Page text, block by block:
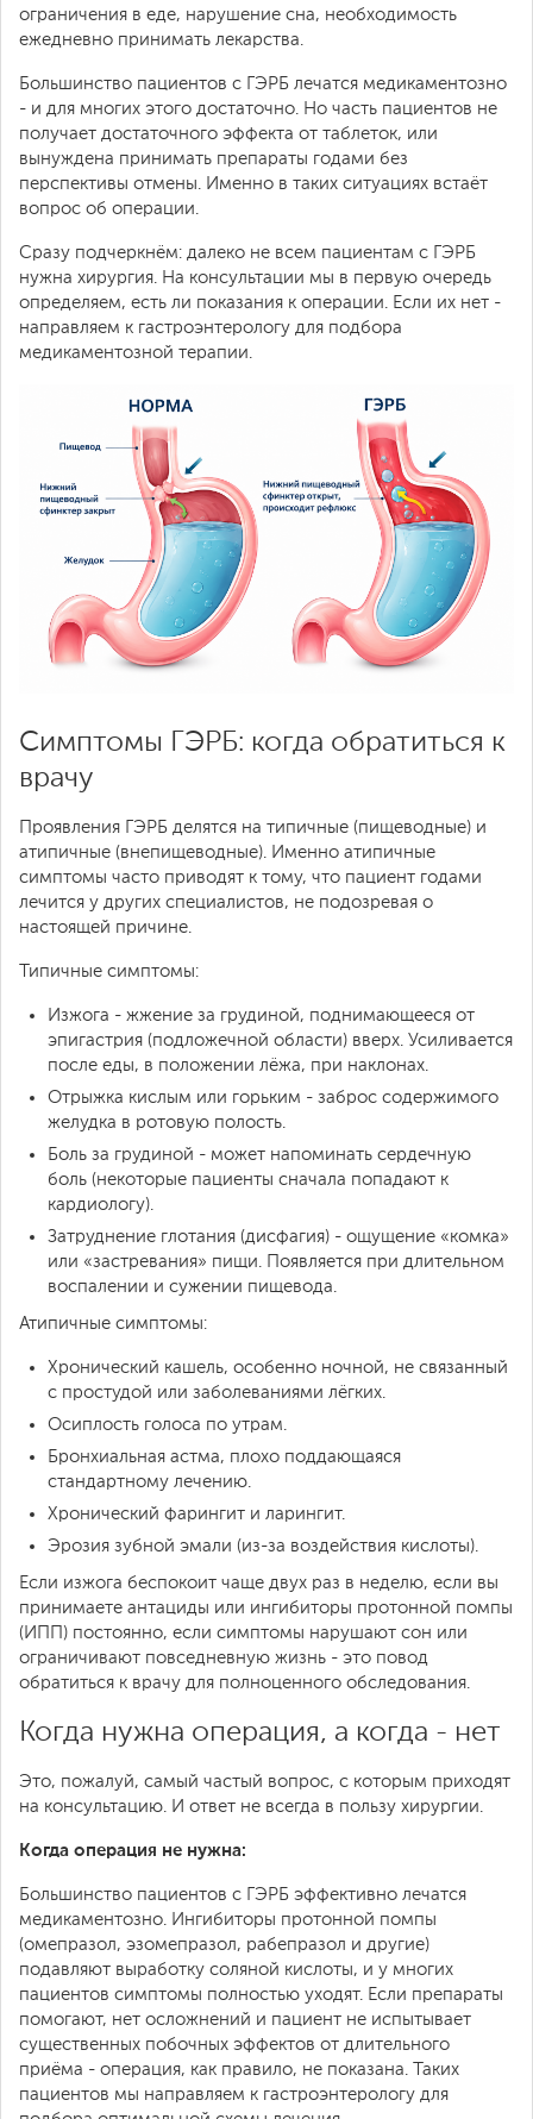
ограничения в еде, нарушение сна, необходимость
ежедневно принимать лекарства.
Большинство пациентов с ГЭРБ лечатся медикаментозно
- и для многих этого достаточно. Но часть пациентов не
получает достаточного эффекта от таблеток, или
вынуждена принимать препараты годами без
перспективы отмены. Именно в таких ситуациях встаёт
вопрос об операции.
Сразу подчеркнём: далеко не всем пациентам с ГЭРБ
нужна хирургия. На консультации мы в первую очередь
определяем, есть ли показания к операции. Если их нет -
направляем к гастроэнтерологу для подбора
медикаментозной терапии.
Симптомы ГЭРБ: когда обратиться к
врачу
Проявления ГЭРБ делятся на типичные (пищеводные) и
атипичные (внепищеводные). Именно атипичные
симптомы часто приводят к тому, что пациент годами
лечится у других специалистов, не подозревая о
настоящей причине.
Типичные симптомы:
Изжога - жжение за грудиной, поднимающееся от
эпигастрия (подложечной области) вверх. Усиливается
после еды, в положении лёжа, при наклонах.
Отрыжка кислым или горьким - заброс содержимого
желудка в ротовую полость.
Боль за грудиной - может напоминать сердечную
боль (некоторые пациенты сначала попадают к
кардиологу).
Затруднение глотания (дисфагия) - ощущение «комка»
или «застревания» пищи. Появляется при длительном
воспалении и сужении пищевода.
Атипичные симптомы:
Хронический кашель, особенно ночной, не связанный
с простудой или заболеваниями лёгких.
Осиплость голоса по утрам.
Бронхиальная астма, плохо поддающаяся
стандартному лечению.
Хронический фарингит и ларингит.
Эрозия зубной эмали (из-за воздействия кислоты).
Если изжога беспокоит чаще двух раз в неделю, если вы
принимаете антациды или ингибиторы протонной помпы
(ИПП) постоянно, если симптомы нарушают сон или
ограничивают повседневную жизнь - это повод
обратиться к врачу для полноценного обследования.
Когда нужна операция, а когда - нет
Это, пожалуй, самый частый вопрос, с которым приходят
на консультацию. И ответ не всегда в пользу хирургии.
Когда операция не нужна:
Большинство пациентов с ГЭРБ эффективно лечатся
медикаментозно. Ингибиторы протонной помпы
(омепразол, эзомепразол, рабепразол и другие)
подавляют выработку соляной кислоты, и у многих
пациентов симптомы полностью уходят. Если препараты
помогают, нет осложнений и пациент не испытывает
существенных побочных эффектов от длительного
приёма - операция, как правило, не показана. Таких
пациентов мы направляем к гастроэнтерологу для